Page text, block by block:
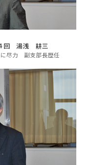
回 湯浅 耕三
に尽力 副支部長歴任